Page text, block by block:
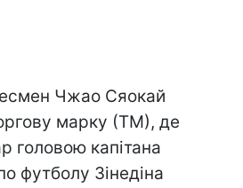
Чжао Сяокай
марку (ТМ), де
головою капітана
футболу Зінедіна